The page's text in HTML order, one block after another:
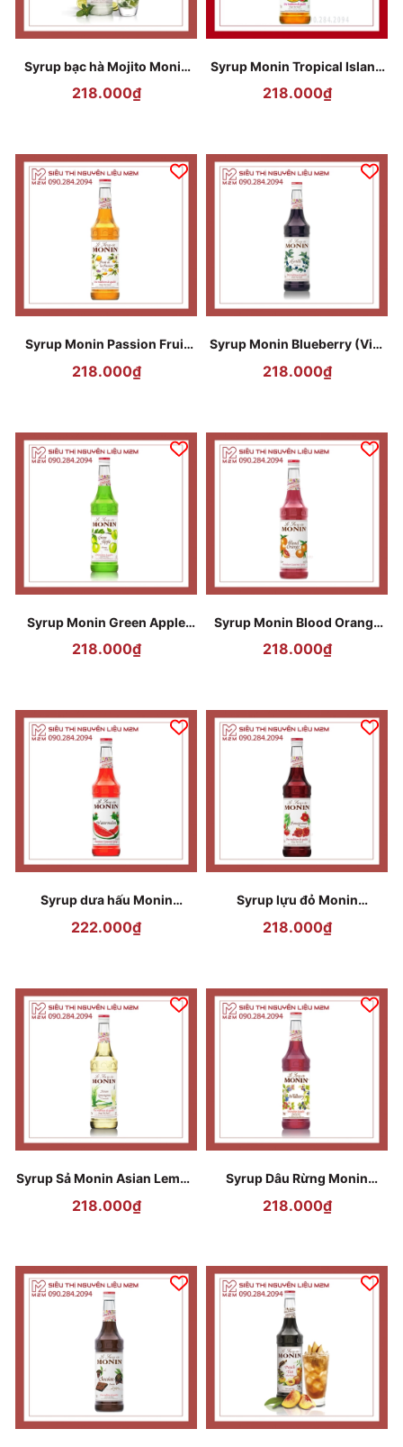
Syrup bạc hà Mojito Monin
218.000₫
Syrup Monin Tropical Island
218.000₫
Syrup Monin Passion Fruit
218.000₫
Syrup Monin Blueberry (Việt
218.000₫
Syrup Monin Green Apple
218.000₫
Syrup Monin Blood Orange
218.000₫
Syrup dưa hấu Monin
222.000₫
Syrup lựu đỏ Monin
218.000₫
Syrup Sả Monin Asian Lemon
218.000₫
Syrup Dâu Rừng Monin
218.000₫